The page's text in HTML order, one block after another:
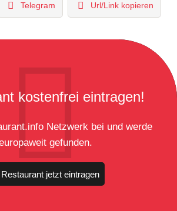
Telegram Url/Link kopieren
kostenfrei eintragen!
Netzwerk bei und werde
gefunden.
Restaurant jetzt eintragen